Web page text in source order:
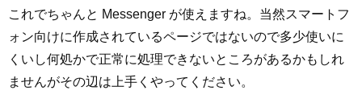
これでちゃんと Messenger が使えますね。当然スマートフ
ォン向けに作成されているページではないので多少使いに
くいし何処かで正常に処理できないところがあるかもしれ
ませんがその辺は上手くやってください。